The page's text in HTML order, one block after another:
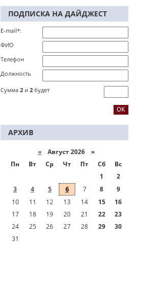
ПОДПИСКА НА ДАЙДЖЕСТ
E-mail*:
ФИО
Телефон
Должность
Сумма 2 и 2 будет
АРХИВ
« Август 2026 »
Пн
Вт Ср Чт Пт Сб
Вс
1
2
3
4 5 6 7 8
9
10
11 12 13 14 15
16
17
18 19 20 21 22
23
24
25 26 27 28 29
30
31